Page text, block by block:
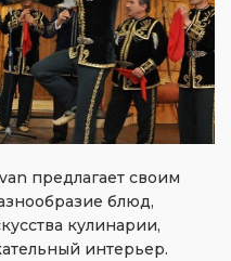
предлагает своим
блюд,
кулинарии,
интерьер.